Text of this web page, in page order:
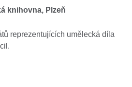
knihovna, Plzeň
reprezentujících umělecká díla